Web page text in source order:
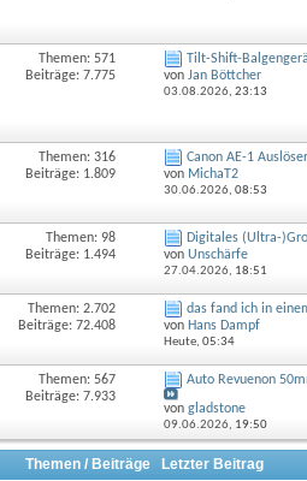
Themen: 571
Beiträge: 7.775
Tilt-Shift-
von Jan Böttcher
03.08.2026, 23:13
Themen: 316
Beiträge: 1.809
Canon AE-1
von MichaT2
30.06.2026, 08:53
Themen: 98
Beiträge: 1.494
Digitales (Ultra-
von Unschärfe
27.04.2026, 18:51
Themen: 2.702
Beiträge: 72.408
das fand ich in
von Hans Dampf
Heute, 05:34
Themen: 567
Beiträge: 7.933
Auto Revuenon
von gladstone
09.06.2026, 19:50
Themen / Beiträge Letzter Beitrag